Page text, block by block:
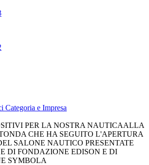
Categoria e Impresa
PER LA NOSTRA NAUTICAALLA
CHE HA SEGUITO L'APERTURA
SALONE NAUTICO PRESENTATE
DI FONDAZIONE EDISON E DI
SYMBOLA